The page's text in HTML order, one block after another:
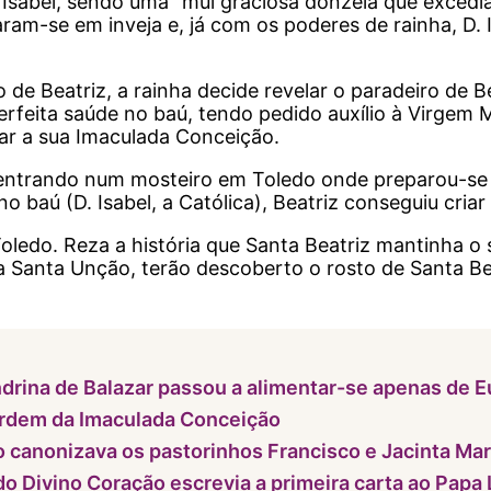
se em inveja e, já com os poderes de rainha,
Beatriz, a rainha decide revelar o paradeiro de
saúde no baú, tendo pedido auxílio à Virgem
a sua Imaculada Conceição.
num mosteiro em Toledo onde preparou-
baú (D. Isabel, a Católica), Beatriz conseguiu
Reza a história que Santa Beatriz mantinha
Unção, terão descoberto o rosto de Santa
de Balazar passou a alimentar-se apenas de
da Imaculada Conceição
canonizava os pastorinhos Francisco e Jacinta
Divino Coração escrevia a primeira carta ao Papa